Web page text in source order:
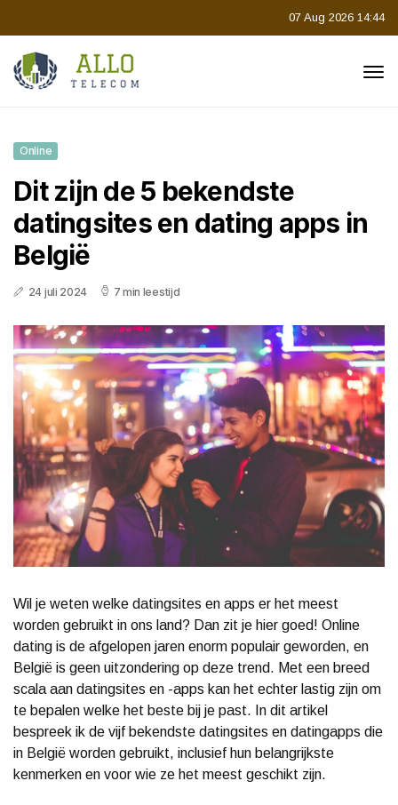
07 Aug 2026 14:44
Online
Dit zijn de 5 bekendste
datingsites en dating apps in
België
24 juli 2024 7 min leestijd
Wil je weten welke datingsites en apps er het meest
worden gebruikt in ons land? Dan zit je hier goed! Online
dating is de afgelopen jaren enorm populair geworden, en
België is geen uitzondering op deze trend. Met een breed
scala aan datingsites en -apps kan het echter lastig zijn om
te bepalen welke het beste bij je past. In dit artikel
bespreek ik de vijf bekendste datingsites en datingapps die
in België worden gebruikt, inclusief hun belangrijkste
kenmerken en voor wie ze het meest geschikt zijn.